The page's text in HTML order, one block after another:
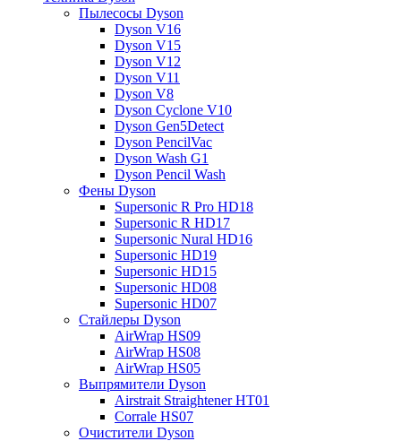
Пылесосы Dyson
Dyson V16
Dyson V15
Dyson V12
Dyson V11
Dyson V8
Dyson Cyclone V10
Dyson Gen5Detect
Dyson PencilVac
Dyson Wash G1
Dyson Pencil Wash
Фены Dyson
Supersonic R Pro HD18
Supersonic R HD17
Supersonic Nural HD16
Supersonic HD19
Supersonic HD15
Supersonic HD08
Supersonic HD07
Стайлеры Dyson
AirWrap HS09
AirWrap HS08
AirWrap HS05
Выпрямители Dyson
Airstrait Straightener HT01
Corrale HS07
Очистители Dyson